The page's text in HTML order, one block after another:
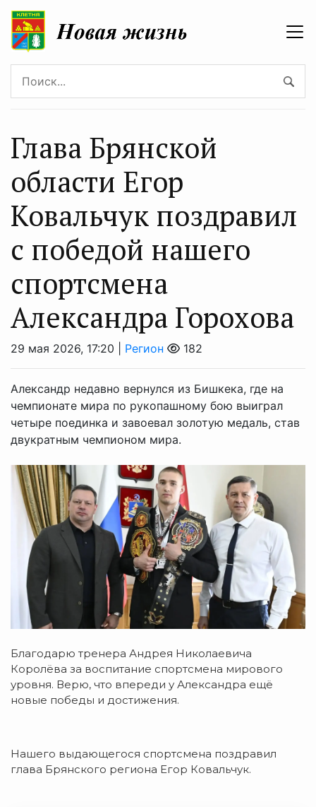
Глава Брянской
области Егор
Ковальчук поздравил
с победой нашего
спортсмена
Александра Горохова
29 мая 2026, 17:20 | Регион 182
Александр недавно вернулся из Бишкека, где на
чемпионате мира по рукопашному бою выиграл
четыре поединка и завоевал золотую медаль, став
двукратным чемпионом мира.
Благодарю тренера Андрея Николаевича
Королёва за воспитание спортсмена мирового
уровня. Верю, что впереди у Александра ещё
новые победы и достижения.
Нашего выдающегося спортсмена поздравил
глава Брянского региона Егор Ковальчук.